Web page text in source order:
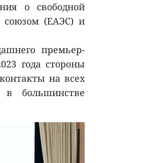
о свободной
союзом (ЕАЭС) и
премьер-
года стороны
на всех
в большинстве